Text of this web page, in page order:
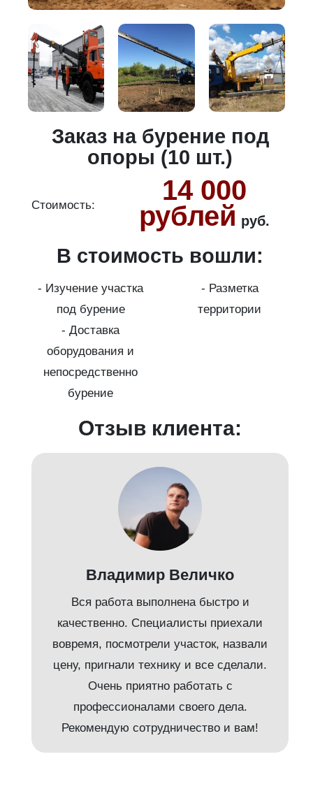
Заказ на бурение под
опоры (10 шт.)
Стоимость:
14 000
рублей руб.
В стоимость вошли:
- Изучение участка
под бурение
- Разметка
территории
- Доставка
оборудования и
непосредственно
бурение
Отзыв клиента:
Владимир Величко
Вся работа выполнена быстро и
качественно. Специалисты приехали
вовремя, посмотрели участок, назвали
цену, пригнали технику и все сделали.
Очень приятно работать с
профессионалами своего дела.
Рекомендую сотрудничество и вам!